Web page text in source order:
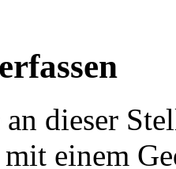
an dieser
einem